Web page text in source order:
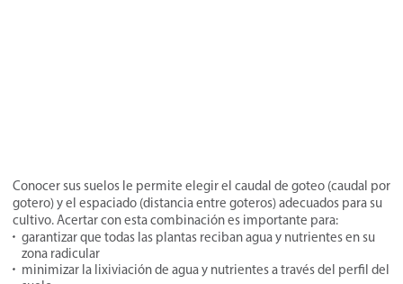
Conocer sus suelos le permite elegir el caudal de goteo (caudal por
gotero) y el espaciado (distancia entre goteros) adecuados para su
cultivo. Acertar con esta combinación es importante para:
garantizar que todas las plantas reciban agua y nutrientes en su
zona radicular
minimizar la lixiviación de agua y nutrientes a través del perfil del